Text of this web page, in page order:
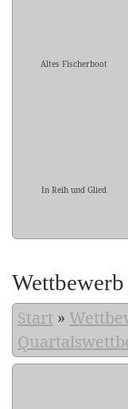
Altes Fischerboot
In Reih und Glied
Start »